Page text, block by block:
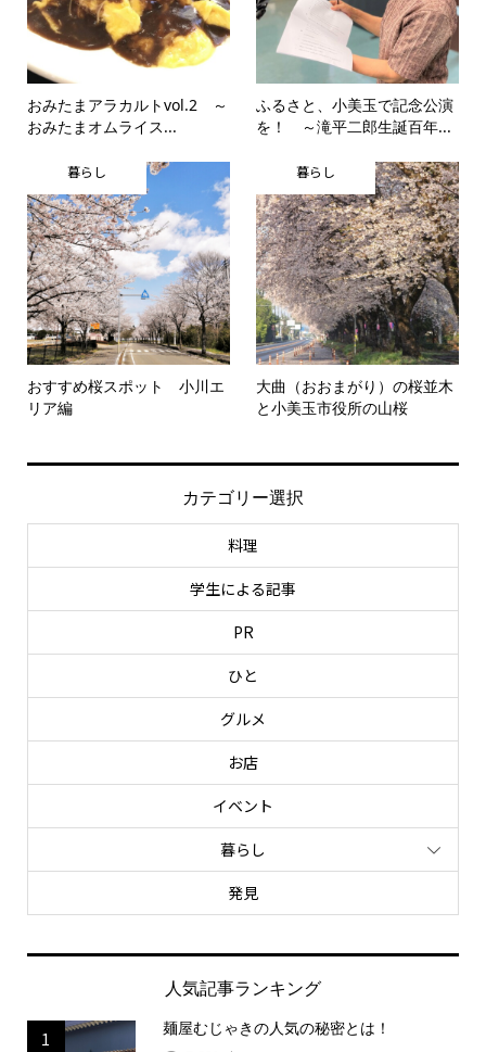
おみたまアラカルトvol.2 ～
おみたまオムライス...
ふるさと、小美玉で記念公演
を！ ～滝平二郎生誕百年...
暮らし
おすすめ桜スポット 小川エ
リア編
暮らし
大曲（おおまがり）の桜並木
と小美玉市役所の山桜
カテゴリー選択
料理
学生による記事
PR
ひと
グルメ
お店
イベント
暮らし
発見
人気記事ランキング
1
麺屋むじゃきの人気の秘密とは！